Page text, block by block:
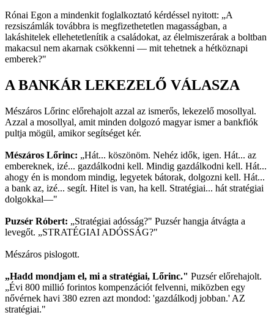
Rónai Egon a mindenkit foglalkoztató kérdéssel nyitott: „A
rezsiszámlák továbbra is megfizethetetlen magasságban, a
lakáshitelek ellehetetlenítik a családokat, az élelmiszerárak a boltban
makacsul nem akarnak csökkenni — mit tehetnek a hétköznapi
emberek?"
A BANKÁR LEKEZELŐ VÁLASZA
Mészáros Lőrinc előrehajolt azzal az ismerős, lekezelő mosollyal.
Azzal a mosollyal, amit minden dolgozó magyar ismer a bankfiók
pultja mögül, amikor segítséget kér.
Mészáros Lőrinc: „Hát... köszönöm. Nehéz idők, igen. Hát... az
embereknek, izé... gazdálkodni kell. Mindig gazdálkodni kell. Hát...
ahogy én is mondom mindig, legyetek bátorak, dolgozni kell. Hát...
a bank az, izé... segít. Hitel is van, ha kell. Stratégiai... hát stratégiai
dolgokkal—"
Puzsér Róbert: „Stratégiai adósság?" Puzsér hangja átvágta a
levegőt. „STRATÉGIAI ADÓSSÁG?"
Mészáros pislogott.
„Hadd mondjam el, mi a stratégiai, Lőrinc." Puzsér előrehajolt.
„Évi 800 millió forintos kompenzációt felvenni, miközben egy
nővérnek havi 380 ezren azt mondod: 'gazdálkodj jobban.' AZ
stratégiai."